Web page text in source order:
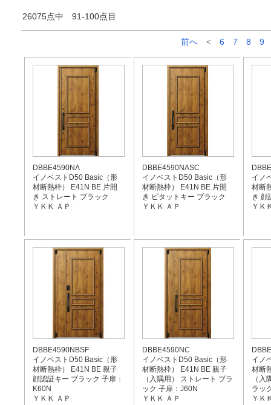
26075点中 91-100点目
前へ < 6 7 8 9
DBBE4590NA
イノベストD50 Basic（形
材断熱枠） E41N BE 片開
き ストレート ブラック
ＹＫＫ ＡＰ
DBBE4590NASC
イノベストD50 Basic（形
材断熱枠） E41N BE 片開
き ピタットキー ブラック
ＹＫＫ ＡＰ
イノ
材断
き 顔
ＹＫ
DBBE4590NBSF
イノベストD50 Basic（形
材断熱枠） E41N BE 親子
顔認証キー ブラック 子扉：
K60N
ＹＫＫ ＡＰ
DBBE4590NC
イノベストD50 Basic（形
材断熱枠） E41N BE 親子
（入隅用） ストレート ブラ
ック 子扉：J60N
ＹＫＫ ＡＰ
イノ
材断
（入
ラッ
ＹＫ